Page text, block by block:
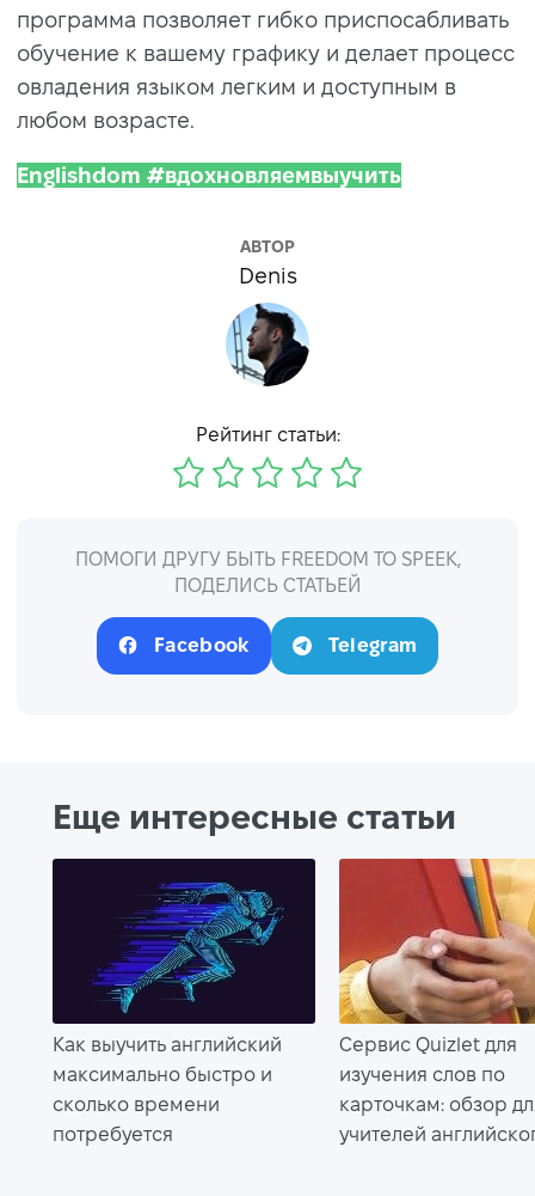
программа позволяет гибко приспосабливать
обучение к вашему графику и делает процесс
овладения языком легким и доступным в
любом возрасте.
Englishdom #вдохновляемвыучить
АВТОР
Denis
Рейтинг статьи:
ПОМОГИ ДРУГУ БЫТЬ FREEDOM TO SPEEK,
ПОДЕЛИСЬ СТАТЬЕЙ
Facebook Telegram
Еще интересные статьи
Как выучить английский
максимально быстро и
сколько времени
потребуется
Сервис Quizlet для
изучения слов по
карточкам: обзор
учителей